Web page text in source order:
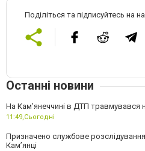
Поділіться та підписуйтесь на
Останні новини
На Кам’янеччині в ДТП травмувався
11:49,Сьогодні
Призначено службове
Кам’янці